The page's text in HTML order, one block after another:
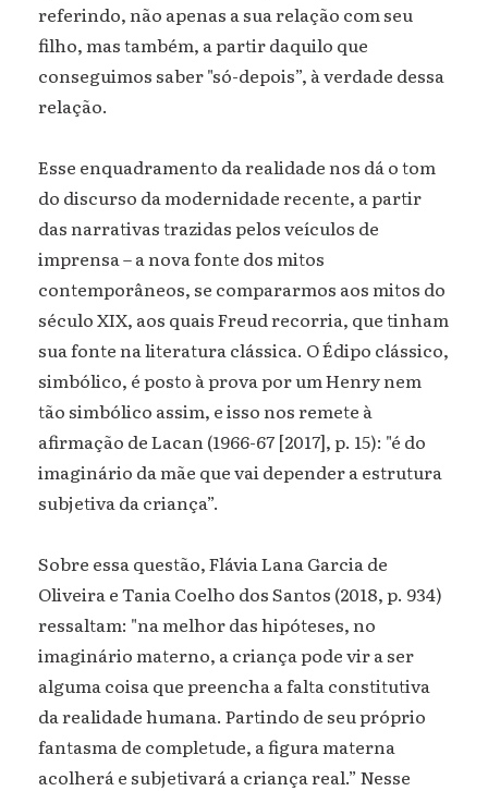
referindo, não apenas a sua relação com seu
filho, mas também, a partir daquilo que
conseguimos saber "só-depois”, à verdade dessa
relação.
Esse enquadramento da realidade nos dá o tom
do discurso da modernidade recente, a partir
das narrativas trazidas pelos veículos de
imprensa – a nova fonte dos mitos
contemporâneos, se compararmos aos mitos do
século XIX, aos quais Freud recorria, que tinham
sua fonte na literatura clássica. O Édipo clássico,
simbólico, é posto à prova por um Henry nem
tão simbólico assim, e isso nos remete à
afirmação de Lacan (1966-67 [2017], p. 15): "é do
imaginário da mãe que vai depender a estrutura
subjetiva da criança”.
Sobre essa questão, Flávia Lana Garcia de
Oliveira e Tania Coelho dos Santos (2018, p. 934)
ressaltam: "na melhor das hipóteses, no
imaginário materno, a criança pode vir a ser
alguma coisa que preencha a falta constitutiva
da realidade humana. Partindo de seu próprio
fantasma de completude, a figura materna
acolherá e subjetivará a criança real.” Nesse